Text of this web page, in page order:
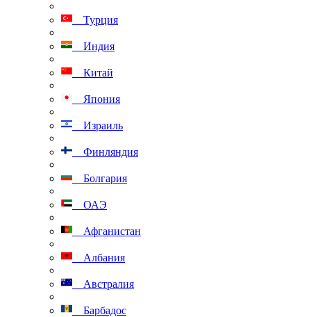
Турция
Индия
Китай
Япония
Израиль
Финляндия
Болгария
ОАЭ
Афганистан
Албания
Австралия
Барбадос